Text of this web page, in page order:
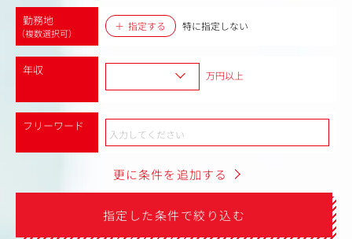
勤務地
（複数選択可）
指定する 特に指定しない
年収 万円以上
フリーワード
更に条件を追加する
指定した条件で絞り込む